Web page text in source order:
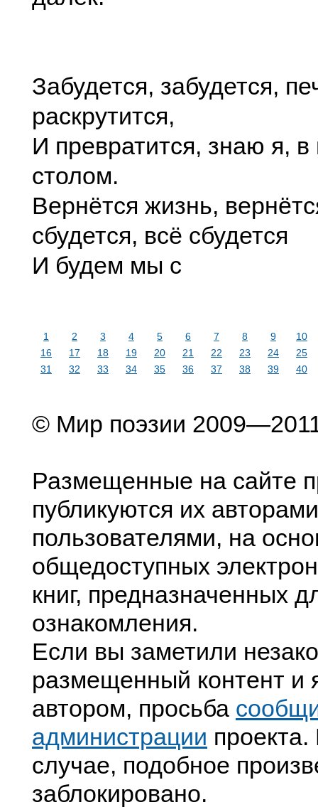
Забудется, забудется,
раскрутится,
И превратится, знаю я, в
столом.
Вернётся жизнь,
сбудется, всё сбудется
И будем мы с
1 2 3 4 5 6 7 8 9
10
16
17 18 19 20 21 22 23 24
25
31
32 33 34 35 36 37 38 39 40
© Мир поэзии
Размещенные на сайте
публикуются их
пользователями, на
общедоступных
книг, предназначенных
ознакомления.
Если вы заметили
размещенный контент и
автором, просьба
администрации
случае, подобное
заблокировано.